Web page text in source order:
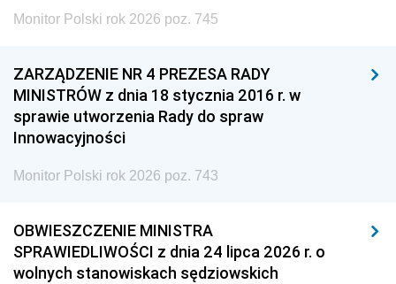
Monitor Polski rok 2026 poz. 745
ZARZĄDZENIE NR 4 PREZESA RADY
MINISTRÓW z dnia 18 stycznia 2016 r. w
sprawie utworzenia Rady do spraw
Innowacyjności
Monitor Polski rok 2026 poz. 743
OBWIESZCZENIE MINISTRA
SPRAWIEDLIWOŚCI z dnia 24 lipca 2026 r. o
wolnych stanowiskach sędziowskich